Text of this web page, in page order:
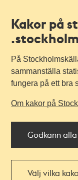
Kakor på
På
sammanställa
fungera på ett bra
Om kakor på
Godkänn
Välj vilka